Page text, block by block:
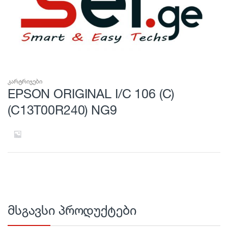
კარტრიჯები
EPSON ORIGINAL I/C 106 (C)
(C13T00R240) NG9
მსგავსი პროდუქტები